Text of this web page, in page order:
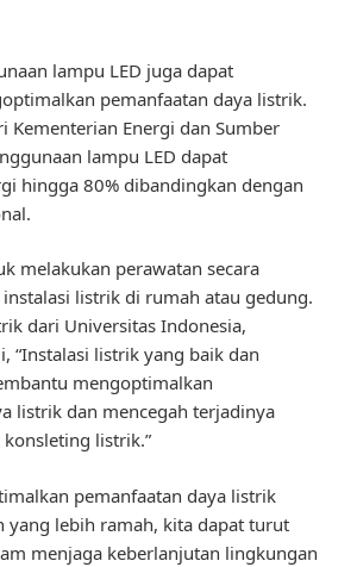
lampu LED juga dapat
pemanfaatan daya listrik.
Kementerian Energi dan Sumber
lampu LED dapat
hingga 80% dibandingkan dengan
melakukan perawatan secara
listrik di rumah atau gedung.
dari Universitas Indonesia,
“Instalasi listrik yang baik dan
mengoptimalkan
listrik dan mencegah terjadinya
listrik.”
pemanfaatan daya listrik
yang lebih ramah, kita dapat turut
menjaga keberlanjutan lingkungan